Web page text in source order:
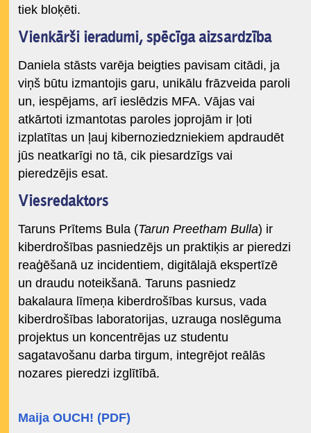
tiek bloķēti.
Vienkārši ieradumi, spēcīga aizsardzība
Daniela stāsts varēja beigties pavisam citādi, ja
viņš būtu izmantojis garu, unikālu frāzveida paroli
un, iespējams, arī ieslēdzis MFA. Vājas vai
atkārtoti izmantotas paroles joprojām ir ļoti
izplatītas un ļauj kibernoziedzniekiem apdraudēt
jūs neatkarīgi no tā, cik piesardzīgs vai
pieredzējis esat.
Viesredaktors
Taruns Prītems Bula (Tarun Preetham Bulla) ir
kiberdrošības pasniedzējs un praktiķis ar pieredzi
reaģēšanā uz incidentiem, digitālajā ekspertīzē
un draudu noteikšanā. Taruns pasniedz
bakalaura līmeņa kiberdrošības kursus, vada
kiberdrošības laboratorijas, uzrauga noslēguma
projektus un koncentrējas uz studentu
sagatavošanu darba tirgum, integrējot reālās
nozares pieredzi izglītībā.
Maija OUCH! (PDF)